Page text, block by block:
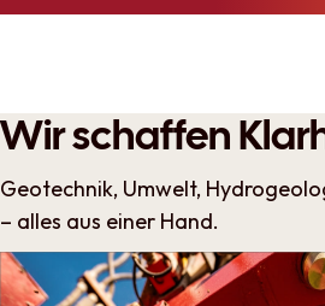
Wir schaffen
Geotechnik, Umwelt,
– alles aus einer Hand.